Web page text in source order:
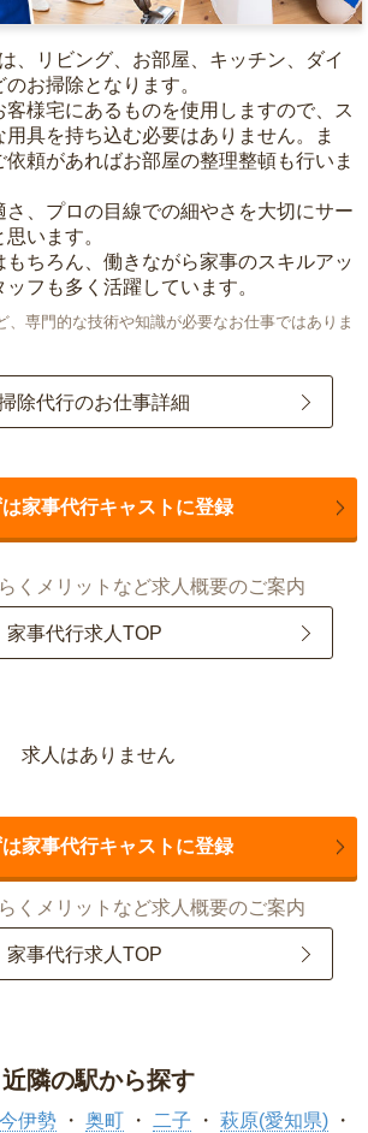
、リビング、お部屋、キッチン、ダイ
お掃除となります。
様宅にあるものを使用しますので、ス
具を持ち込む必要はありません。ま
頼があればお部屋の整理整頓も行いま
さ、プロの目線での細やさを大切にサー
います。
もちろん、働きながら家事のスキルアッ
フも多く活躍しています。
、専門的な技術や知識が必要なお仕事ではありま
除代行のお仕事詳細
は家事代行キャストに登録
くメリットなど求人概要のご案内
家事代行求人TOP
求人はありません
は家事代行キャストに登録
くメリットなど求人概要のご案内
家事代行求人TOP
近隣の駅から探す
今伊勢 奥町 二子
萩原(愛知県)